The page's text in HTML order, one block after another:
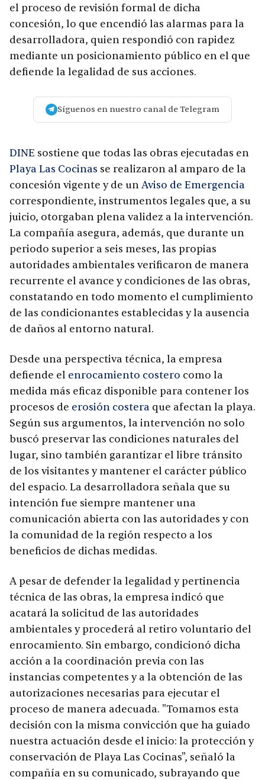
el proceso de revisión formal de dicha
concesión, lo que encendió las alarmas para la
desarrolladora, quien respondió con rapidez
mediante un posicionamiento público en el que
defiende la legalidad de sus acciones.
Síguenos en nuestro canal de Telegram
DINE sostiene que todas las obras ejecutadas en
Playa Las Cocinas se realizaron al amparo de la
concesión vigente y de unAviso de Emergencia
correspondiente, instrumentos legales que, a su
juicio, otorgaban plena validez a la intervención.
La compañía asegura, además, que durante un
periodo superior a seis meses, las propias
autoridades ambientales verificaron de manera
recurrente el avance y condiciones de las obras,
constatando en todo momento el cumplimiento
de las condicionantes establecidas y la ausencia
de daños al entorno natural.
Desde una perspectiva técnica, la empresa
defiende el enrocamiento costero como la
medida más eficaz disponible para contener los
procesos de erosión costera que afectan la playa.
Según sus argumentos, la intervención no solo
buscó preservar las condiciones naturales del
lugar, sino también garantizar el libre tránsito
de los visitantes y mantener el carácter público
del espacio. La desarrolladora señala que su
intención fue siempre mantener una
comunicación abierta con las autoridades y con
la comunidad de la región respecto a los
beneficios de dichas medidas.
A pesar de defender la legalidad y pertinencia
técnica de las obras, la empresa indicó que
acatará la solicitud de las autoridades
ambientales y procederá al retiro voluntario del
enrocamiento. Sin embargo, condicionó dicha
acción a la coordinación previa con las
instancias competentes y a la obtención de las
autorizaciones necesarias para ejecutar el
proceso de manera adecuada. "Tomamos esta
decisión con la misma convicción que ha guiado
nuestra actuación desde el inicio: la protección y
conservación de Playa Las Cocinas", señaló la
compañía en su comunicado, subrayando que